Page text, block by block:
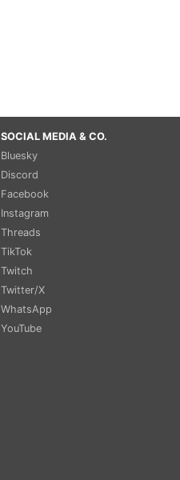
SOCIAL MEDIA & CO.
Bluesky
Discord
Facebook
Instagram
Threads
TikTok
Twitch
Twitter/X
WhatsApp
YouTube